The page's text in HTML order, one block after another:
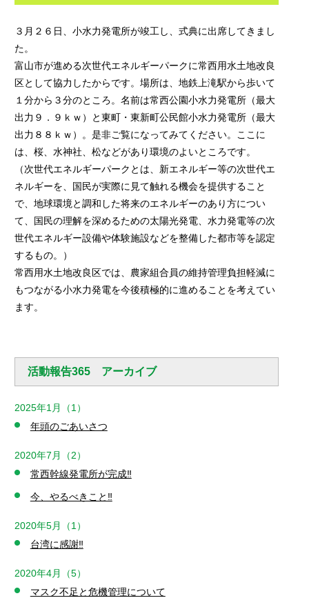
３月２６日、小水力発電所が竣工し、式典に出席してきまし
た。
富山市が進める次世代エネルギーパークに常西用水土地改良
区として協力したからです。場所は、地鉄上滝駅から歩いて
１分から３分のところ。名前は常西公園小水力発電所（最大
出力９．９ｋｗ）と東町・東新町公民館小水力発電所（最大
出力８８ｋｗ）。是非ご覧になってみてください。ここに
は、桜、水神社、松などがあり環境のよいところです。
（次世代エネルギーパークとは、新エネルギー等の次世代エ
ネルギーを、国民が実際に見て触れる機会を提供すること
で、地球環境と調和した将来のエネルギーのあり方につい
て、国民の理解を深めるための太陽光発電、水力発電等の次
世代エネルギー設備や体験施設などを整備した都市等を認定
するもの。）
常西用水土地改良区では、農家組合員の維持管理負担軽減に
もつながる小水力発電を今後積極的に進めることを考えてい
ます。
活動報告365 アーカイブ
2025年1月（1）
年頭のごあいさつ
2020年7月（2）
常西幹線発電所が完成‼️
今、やるべきこと‼️
2020年5月（1）
台湾に感謝‼️
2020年4月（5）
マスク不足と危機管理について